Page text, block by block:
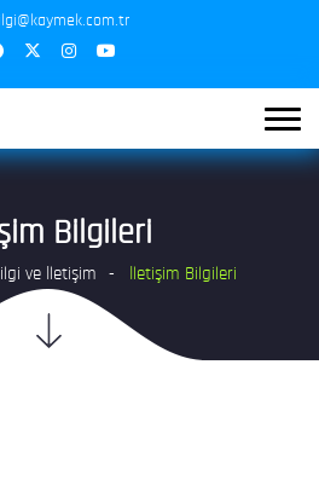
Bilgileri
ve İletişim İletişim Bilgileri